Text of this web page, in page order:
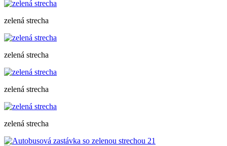
zelená strecha
zelená strecha
zelená strecha
zelená strecha